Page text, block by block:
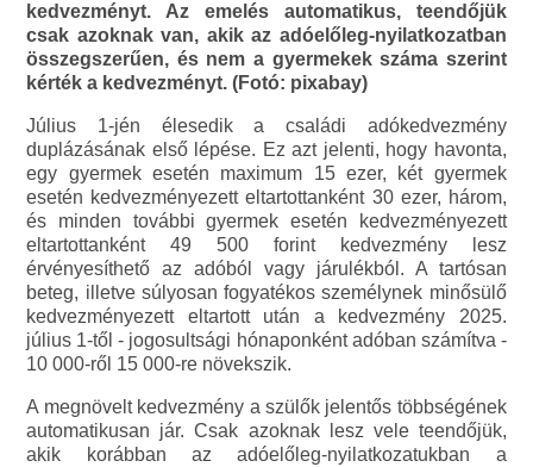
kedvezményt. Az emelés automatikus, teendőjük
csak azoknak van, akik az adóelőleg-nyilatkozatban
összegszerűen, és nem a gyermekek száma szerint
kérték a kedvezményt. (Fotó: pixabay)
Július 1-jén élesedik a családi adókedvezmény
duplázásának első lépése. Ez azt jelenti, hogy havonta,
egy gyermek esetén maximum 15 ezer, két gyermek
esetén kedvezményezett eltartottanként 30 ezer, három,
és minden további gyermek esetén kedvezményezett
eltartottanként 49 500 forint kedvezmény lesz
érvényesíthető az adóból vagy járulékból. A tartósan
beteg, illetve súlyosan fogyatékos személynek minősülő
kedvezményezett eltartott után a kedvezmény 2025.
július 1-től - jogosultsági hónaponként adóban számítva -
10 000-ről 15 000-re növekszik.
A megnövelt kedvezmény a szülők jelentős többségének
automatikusan jár. Csak azoknak lesz vele teendőjük,
akik korábban az adóelőleg-nyilatkozatukban a